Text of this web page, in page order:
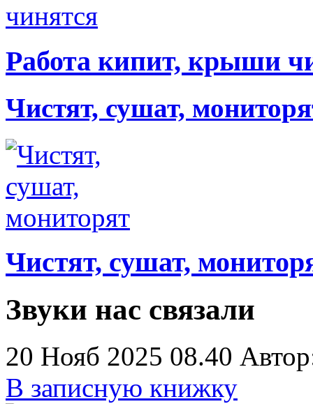
Работа кипит, крыши
Чистят, сушат,
Чистят, сушат,
Звуки нас связали
20 Нояб 2025 08.40
В записную книжку